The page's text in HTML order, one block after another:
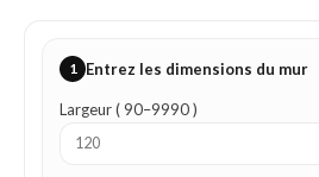
1 Entrez les dimensions du mur
Largeur ( 90–9990 )